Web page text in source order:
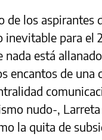
los aspirantes
para el
está
encantos de una
nudo-,
la quita de